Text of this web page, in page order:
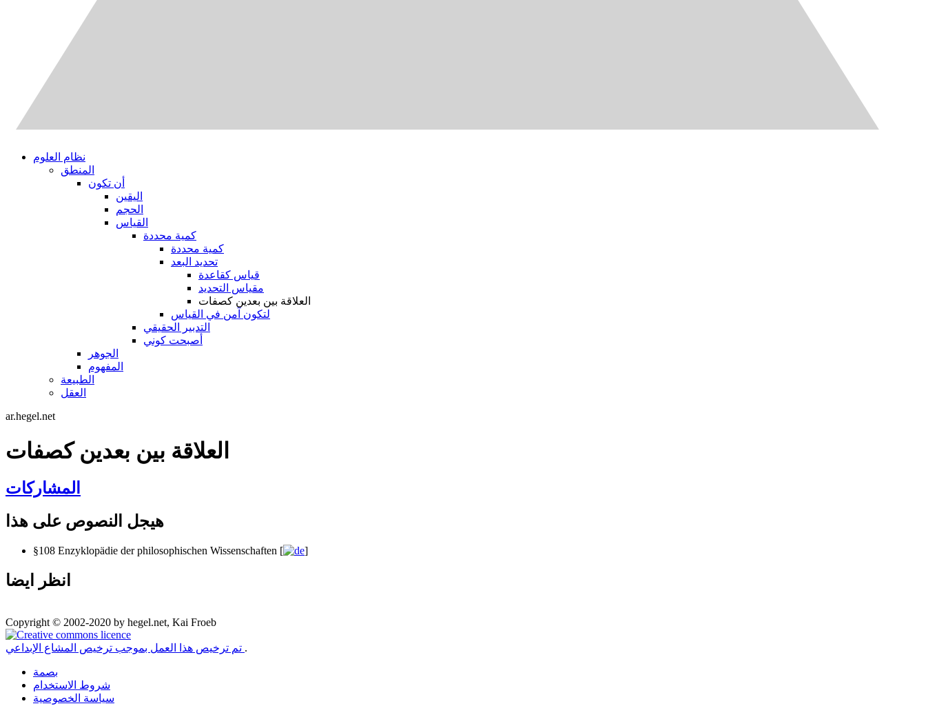
نظام العلوم
المنطق
أن تكون
اليقين
الحجم
القياس
كمية محددة
كمية محددة
تحديد البعد
قياس كقاعدة
مقياس التحديد
العلاقة بين بعدين كصفات
لتكون آمن في القياس
التدبير الحقيقي
أصبحت كوني
الجوهر
المفهوم
الطبيعة
العقل
ar.hegel.net
العلاقة بين بعدين كصفات
المشاركات
هيجل النصوص على هذا
§108 Enzyklopädie der philosophischen Wissenschaften [ ]
انظر ايضا
Copyright © 2002-2020 by hegel.net, Kai Froeb
.
بصمة
شروط الاستخدام
سياسة الخصوصية